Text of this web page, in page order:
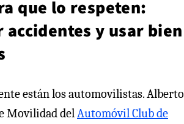
que lo respeten:
accidentes y usar bien
están los automovilistas. Alberto
Movilidad delAutomóvil Club de